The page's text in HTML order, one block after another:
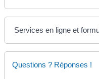
Services en ligne et
Questions ? Réponses !